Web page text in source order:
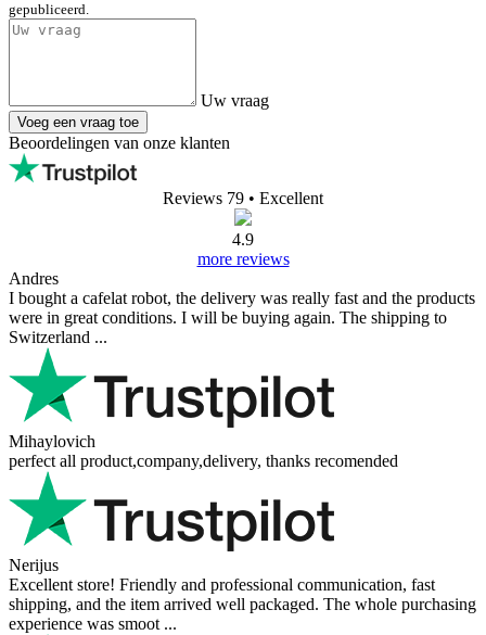
gepubliceerd.
Uw vraag
Voeg een vraag toe
Beoordelingen van onze klanten
Reviews 79 • Excellent
4.9
more reviews
Andres
I bought a cafelat robot, the delivery was really fast and the products
were in great conditions. I will be buying again. The shipping to
Switzerland ...
Mihaylovich
perfect all product,company,delivery, thanks recomended
Nerijus
Excellent store! Friendly and professional communication, fast
shipping, and the item arrived well packaged. The whole purchasing
experience was smoot ...